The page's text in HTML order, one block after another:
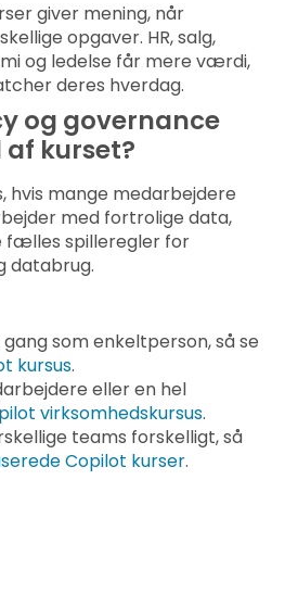
giver mening, når
opgaver. HR, salg,
og ledelse får mere værdi,
deres hverdag.
og governance
kurset?
hvis mange medarbejdere
med fortrolige data,
fælles spilleregler for
databrug.
gang som enkeltperson, så se
kursus.
eller en hel
virksomhedskursus.
teams forskelligt, så
Copilot kurser.